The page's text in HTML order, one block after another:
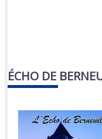
ÉCHO DE